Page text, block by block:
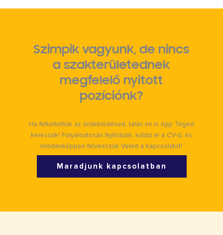
Szimpik vagyunk, de nincs
a szakterületednek
megfelelő nyitott
pozíciónk?
Ha felkeltettük az érdeklődésed, talán mi is épp Téged
keresünk! Folyamatosan fejlődünk, küldd el a CV-d, és
mindenképpen felvesszük Veled a kapcsolatot!
Maradjunk kapcsolatban